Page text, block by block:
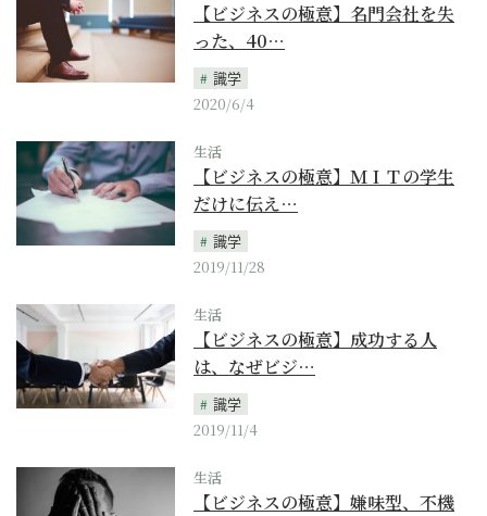
【ビジネスの極意】名門会社を失
った、40…
識学
2020/6/4
生活
【ビジネスの極意】ＭＩＴの学生
だけに伝え…
識学
2019/11/28
生活
【ビジネスの極意】成功する人
は、なぜビジ…
識学
2019/11/4
生活
【ビジネスの極意】嫌味型、不機